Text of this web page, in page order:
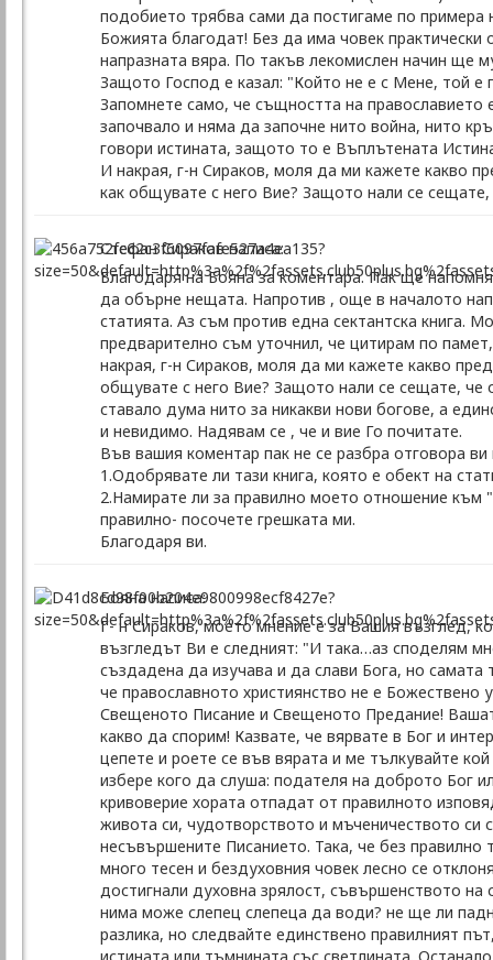
подобието трябва сами да постигаме по примера
Божията благодат! Без да има човек
напразната вяра. По такъв лекомислен начин ще
Защото Господ е казал: "Който не е с Мене, той е
Запомнете само, че същността на православието
започвало и няма да започне нито война, нито
говори истината, защото то е Въплътената
И накрая, г-н Сираков, моля да ми кажете какво
как общувате с него Вие? Защото нали се
Стефан Сираков написа:
Благодаря на Бояна за коментара. Пак ще
да обърне нещата. Напротив , още в началото
статията. Аз съм против една сектантска книга.
предварително съм уточнил, че цитирам по
накрая, г-н Сираков, моля да ми кажете какво
общувате с него Вие? Защото нали се сещате, че
ставало дума нито за никакви нови богове, а
и невидимо. Надявам се , че и вие Го почитате.
Във вашия коментар пак не се разбра отговора
1.Одобрявате ли тази книга, която е обект на
2.Намирате ли за правилно моето отношение към
правилно- посочете грешката ми.
Благодаря ви.
Бояна написа:
Г- н Сираков, моето мнение е за Вашия възглед,
възгледът Ви е следният: "И така…аз споделям
създадена да изучава и да слави Бога, но
че православното християнство не е Божествено
Свещеното Писание и Свещеното Предание!
какво да спорим! Казвате, че вярвате в Бог и
цепете и роете се във вярата и ме тълкувайте
избере кого да слуша: подателя на доброто Бог
кривоверие хората отпадат от правилното
живота си, чудотворството и мъченичеството си
несъвършените Писанието. Така, че без
много тесен и бездуховния човек лесно се
достигнали духовна зрялост, съвършенството
нима може слепец слепеца да води? не ще ли
разлика, но следвайте единствено правилният